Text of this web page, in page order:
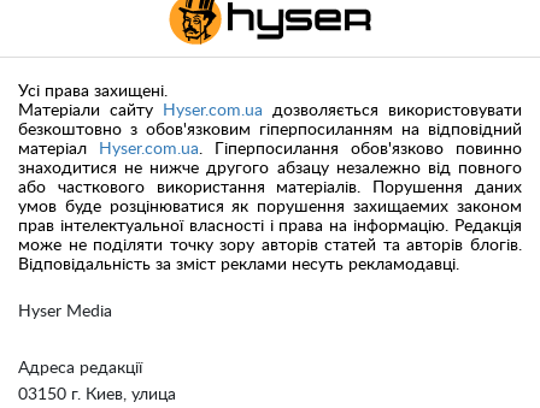
Hyser Media
Адреса редакції
03150 г. Киев, улица
Усі права захищені.
Матеріали сайту
Hyser.com.ua дозволяється використовувати
безкоштовно з обов'язковим гіперпосиланням на відповідний
матеріал
Hyser.com.ua . Гіперпосилання обов'язково повинно
знаходитися не нижче другого абзацу незалежно від повного
або часткового використання матеріалів. Порушення даних
умов буде розцінюватися як порушення захищаемих законом
прав інтелектуальної власності і права на інформацію. Редакція
може не поділяти точку зору авторів статей та авторів блогів.
Відповідальність за зміст реклами несуть рекламодавці.